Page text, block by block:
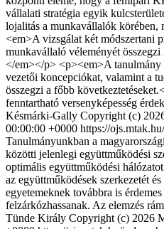
vállalati stratégia egyik
lojalitás a munkavállalók körében,
<em>A vizsgálat két módszertani
munkavállaló véleményét összegzi
</em></p> <p><em>A tanulmány
vezetői koncepciókat, valamint a
összegzi a főbb
fenntartható versenyképesség
Késmárki-Gally Copyright (c)
00:00:00 +0000 https://
Tanulmányunkban a
közötti jelenlegi együttműködési
optimális együttműködési
az együttműködések szerkezetét
egyetemeknek továbbra is
felzárkózhassanak. Az elemzés
Tünde Király Copyright (c) 2026